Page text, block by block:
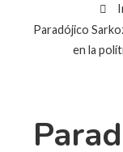
Paradójico
en la